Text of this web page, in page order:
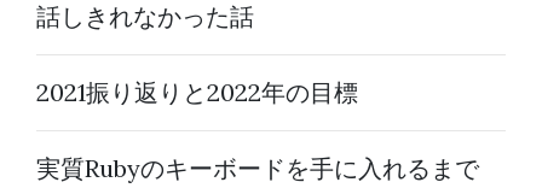
話しきれなかった話
2021振り返りと2022年の目標
実質Rubyのキーボードを手に入れるまで